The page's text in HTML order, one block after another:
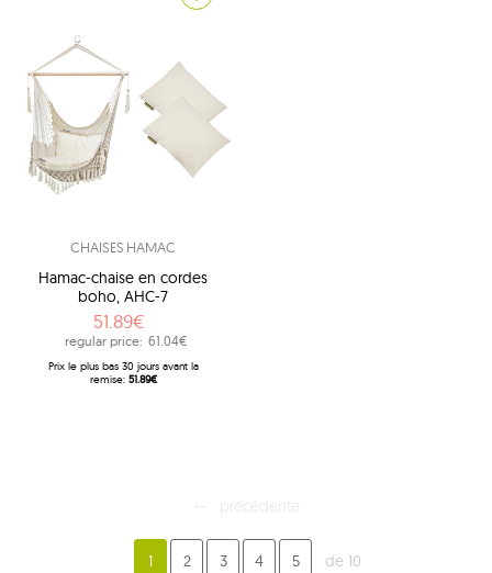
CHAISES HAMAC
Hamac-chaise en cordes
boho, AHC-7
51.89€
regular price: 61.04€
Prix ​​le plus bas 30 jours avant la
remise: 51.89€
1 2 3 4 5 de 10